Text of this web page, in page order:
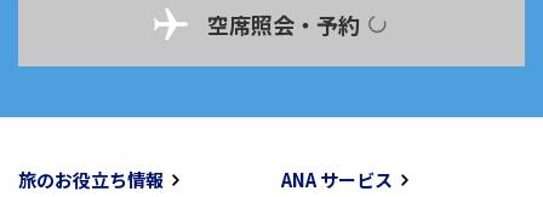
空席照会・予約
旅のお役立ち情報 ANA サービス